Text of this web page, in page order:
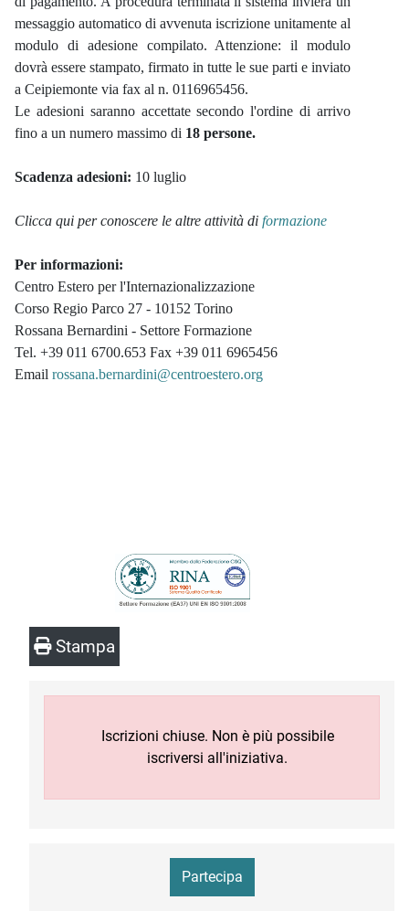
messaggio automatico di avvenuta iscrizione unitamente al
modulo di adesione compilato. Attenzione: il modulo
dovrà essere stampato, firmato in tutte le sue parti e inviato
a Ceipiemonte via fax al n. 0116965456.
Le adesioni saranno accettate secondo l'ordine di arrivo
fino a un numero massimo di 18 persone.
Scadenza adesioni: 10 luglio
Clicca qui per conoscere le altre attività di formazione
Per informazioni:
Centro Estero per l'Internazionalizzazione
Corso Regio Parco 27 - 10152 Torino
Rossana Bernardini - Settore Formazione
Tel. +39 011 6700.653 Fax +39 011 6965456
Email rossana.bernardini@centroestero.org
Stampa
Iscrizioni chiuse. Non è più possibile
iscriversi all'iniziativa.
Partecipa